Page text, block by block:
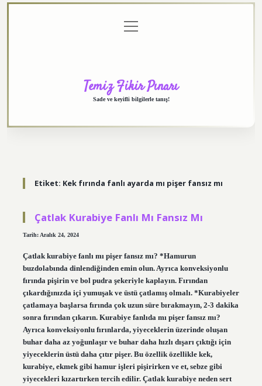
menüyü
aç
Temiz Fikir Pınarı
Sade ve keyifli bilgilerle tanış!
Etiket: Kek fırında fanlı ayarda mı pişer fansız mı
Çatlak Kurabiye Fanlı Mı Fansız Mı
Tarih: Aralık 24, 2024
Çatlak kurabiye fanlı mı pişer fansız mı? *Hamurun
buzdolabında dinlendiğinden emin olun. Ayrıca konveksiyonlu
fırında pişirin ve bol pudra şekeriyle kaplayın. Fırından
çıkardığınızda içi yumuşak ve üstü çatlamış olmalı. *Kurabiyeler
çatlamaya başlarsa fırında çok uzun süre bırakmayın, 2-3 dakika
sonra fırından çıkarın. Kurabiye fanlıda mı pişer fansız mı?
Ayrıca konveksiyonlu fırınlarda, yiyeceklerin üzerinde oluşan
buhar daha az yoğunlaşır ve buhar daha hızlı dışarı çıktığı için
yiyeceklerin üstü daha çıtır pişer. Bu özellik özellikle kek,
kurabiye, ekmek gibi hamur işleri pişirirken ve et, sebze gibi
yiyecekleri kızartırken tercih edilir. Çatlak kurabiye neden sert